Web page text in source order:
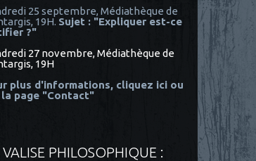
25 septembre, Médiathèque de
19H. Sujet : "Expliquer est-ce
?"
27 novembre, Médiathèque de
19H
plus d'informations, cliquez ici ou
la page "Contact"
PHILOSOPHIQUE :